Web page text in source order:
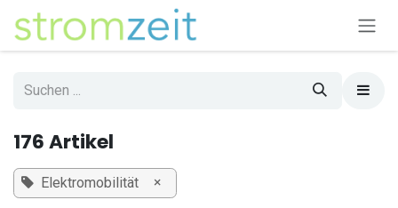
Zum Inhalt springen
176 Artikel
Elektromobilität ×